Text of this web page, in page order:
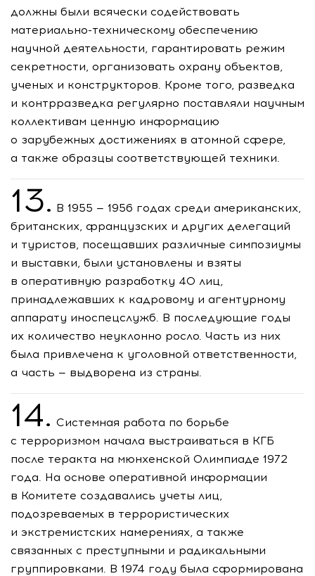
должны были всячески содействовать
материально-техническому обеспечению
научной деятельности, гарантировать режим
секретности, организовать охрану объектов,
ученых и конструкторов. Кроме того, разведка
и контрразведка регулярно поставляли научным
коллективам ценную информацию
о зарубежных достижениях в атомной сфере,
а также образцы соответствующей техники.
13. В 1955 — 1956 годах среди американских,
британских, французских и других делегаций
и туристов, посещавших различные симпозиумы
и выставки, были установлены и взяты
в оперативную разработку 40 лиц,
принадлежавших к кадровому и агентурному
аппарату иноспецслужб. В последующие годы
их количество неуклонно росло. Часть из них
была привлечена к уголовной ответственности,
а часть — выдворена из страны.
14. Системная работа по борьбе
с терроризмом начала выстраиваться в КГБ
после теракта на мюнхенской Олимпиаде 1972
года. На основе оперативной информации
в Комитете создавались учеты лиц,
подозреваемых в террористических
и экстремистских намерениях, а также
связанных с преступными и радикальными
группировками. В 1974 году была сформирована